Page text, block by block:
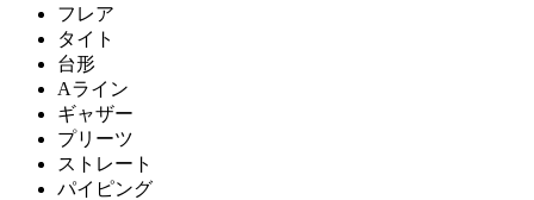
フレア
タイト
台形
Aライン
ギャザー
プリーツ
ストレート
パイピング